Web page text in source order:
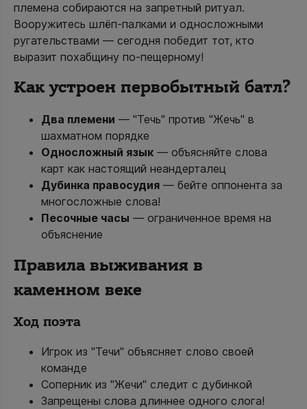
племена собираются на запретный ритуал.
Вооружитесь шлёп-палками и односложными
ругательствами — сегодня победит тот, кто
выразит похабщину по-пещерному!
Как устроен первобытный батл?
Два племени — "Течь" против "Жечь" в
шахматном порядке
Односложный язык — объясняйте слова
карт как настоящий неандерталец
Дубинка правосудия — бейте оппонента за
многосложные слова!
Песочные часы — ограниченное время на
объяснение
Правила выживания в
каменном веке
Ход поэта
Игрок из "Течи" объясняет слово своей
команде
Соперник из "Жечи" следит с дубинкой
Запрещены слова длиннее одного слога!